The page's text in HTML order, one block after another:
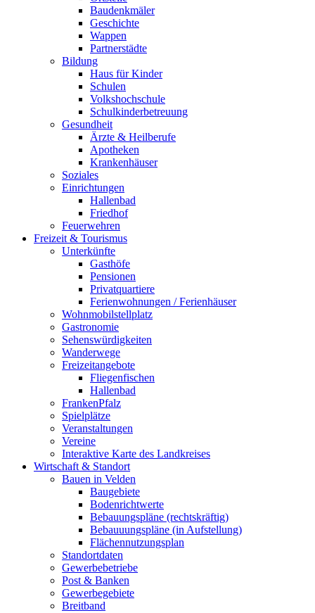
Baudenkmäler
Geschichte
Wappen
Partnerstädte
Bildung
Haus für Kinder
Schulen
Volkshochschule
Schulkinderbetreuung
Gesundheit
Ärzte & Heilberufe
Apotheken
Krankenhäuser
Soziales
Einrichtungen
Hallenbad
Friedhof
Feuerwehren
Freizeit & Tourismus
Unterkünfte
Gasthöfe
Pensionen
Privatquartiere
Ferienwohnungen / Ferienhäuser
Wohnmobilstellplatz
Gastronomie
Sehenswürdigkeiten
Wanderwege
Freizeitangebote
Fliegenfischen
Hallenbad
FrankenPfalz
Spielplätze
Veranstaltungen
Vereine
Interaktive Karte des Landkreises
Wirtschaft & Standort
Bauen in Velden
Baugebiete
Bodenrichtwerte
Bebauungspläne (rechtskräftig)
Bebauuungspläne (in Aufstellung)
Flächennutzungsplan
Standortdaten
Gewerbebetriebe
Post & Banken
Gewerbegebiete
Breitband